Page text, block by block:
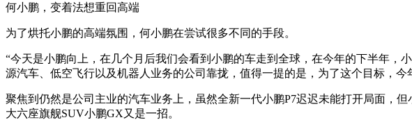
何小鹏，变着法想重回高端
为了烘托小鹏的高端氛围，何小鹏在尝试很多不同的手段。
“今天是小鹏向上，在几个月后我们会看到小鹏的车走到全球，在今年的下半年
源汽车、低空飞行以及机器人业务的公司靠拢，值得一提的是，为了这个目标，
聚焦到仍然是公司主业的汽车业务上，虽然全新一代小鹏P7迟迟未能打开局面，
大六座旗舰SUV小鹏GX又是一招。